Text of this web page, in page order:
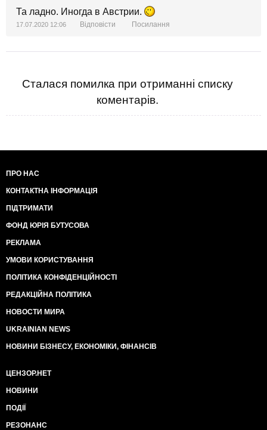
Та ладно. Иногда в Австрии.
17.07.2020 12:06 Відповісти Посилання
Сталася помилка при отриманні списку
коментарів.
ПРО НАС
КОНТАКТНА ІНФОРМАЦІЯ
ПІДТРИМАТИ
ФОНД ЮРІЯ БУТУСОВА
РЕКЛАМА
УМОВИ КОРИСТУВАННЯ
ПОЛІТИКА КОНФІДЕНЦІЙНОСТІ
РЕДАКЦІЙНА ПОЛІТИКА
НОВОСТИ МИРА
UKRAINIAN NEWS
НОВИНИ БІЗНЕСУ, ЕКОНОМІКИ, ФІНАНСІВ
ЦЕНЗОР.НЕТ
НОВИНИ
ПОДІЇ
РЕЗОНАНС